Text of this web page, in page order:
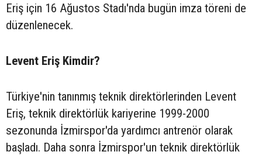
Eriş için 16 Ağustos Stadı'nda bugün imza töreni de
düzenlenecek.
Levent Eriş Kimdir?
Türkiye'nin tanınmış teknik direktörlerinden Levent
Eriş, teknik direktörlük kariyerine 1999-2000
sezonunda İzmirspor'da yardımcı antrenör olarak
başladı. Daha sonra İzmirspor'un teknik direktörlük